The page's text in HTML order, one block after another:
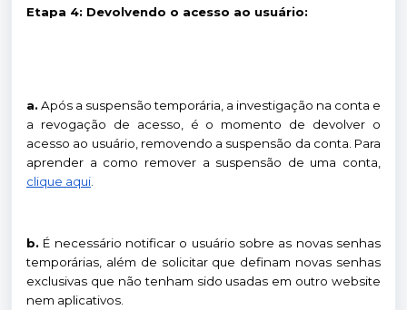
Etapa 4: Devolvendo o acesso ao usuário:
a. Após a suspensão temporária, a investigação na conta e
a revogação de acesso, é o momento de devolver o
acesso ao usuário, removendo a suspensão da conta. Para
aprender a como remover a suspensão de uma conta,
clique aqui
b. É necessário notificar o usuário sobre as novas senhas
temporárias, além de solicitar que definam novas senhas
exclusivas que não tenham sido usadas em outro website
nem aplicativos.